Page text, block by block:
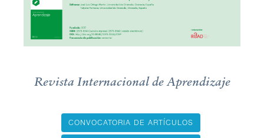
Conocimiento
y
Revista Internacional de Aprendizaje
CONVOCATORIA DE ARTÍCULOS